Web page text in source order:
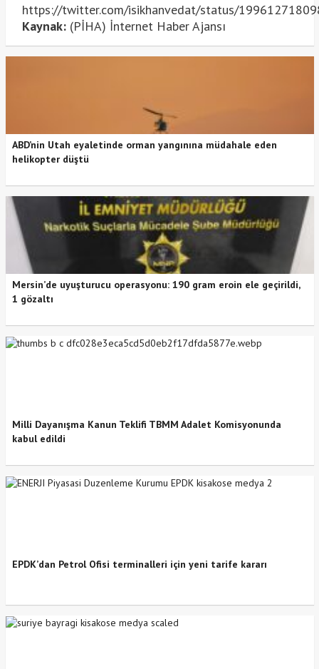
https://twitter.com/isikhanvedat/status/
Kaynak:(PİHA) İnternet Haber Ajansı
ABD’nin Utah eyaletinde orman yangınına müdahale eden
helikopter düştü
Mersin’de uyuşturucu operasyonu: 190 gram eroin ele geçirildi,
1 gözaltı
Milli Dayanışma Kanun Teklifi TBMM Adalet Komisyonunda
kabul edildi
EPDK’dan Petrol Ofisi terminalleri için yeni tarife kararı